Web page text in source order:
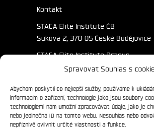
Spravovat Souhlas s
Abychom poskytli co nejlepší služby, používáme k
informacím o zařízení, technologie jako jsou soubory
technologiemi nám umožní zpracovávat údaje, jako je
nebo jedinečná ID na tomto webu. Nesouhlas nebo
nepříznivě ovlivnit určité vlastnosti a funkce.
Kontakt
STACA Elite Institute ČB
Sukova 2, 370 05 České Budějovice
STACA Elite Institute Prague
Primátorská 172/3, 180 00 Praha